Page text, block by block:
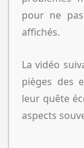
pour ne
affichés.
La vidéo
pièges des
leur quête
aspects